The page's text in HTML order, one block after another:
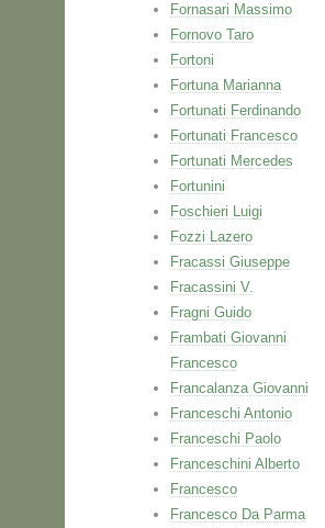
Fornasari Massimo
Fornovo Taro
Fortoni
Fortuna Marianna
Fortunati Ferdinando
Fortunati Francesco
Fortunati Mercedes
Fortunini
Foschieri Luigi
Fozzi Lazero
Fracassi Giuseppe
Fracassini V.
Fragni Guido
Frambati Giovanni
Francesco
Francalanza Giovanni
Franceschi Antonio
Franceschi Paolo
Franceschini Alberto
Francesco
Francesco Da Parma